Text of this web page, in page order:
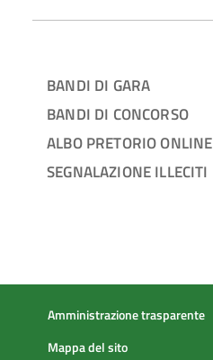
BANDI DI GARA
BANDI DI CONCORSO
ALBO PRETORIO ONLINE
SEGNALAZIONE ILLECITI
Amministrazione trasparente
Mappa del sito